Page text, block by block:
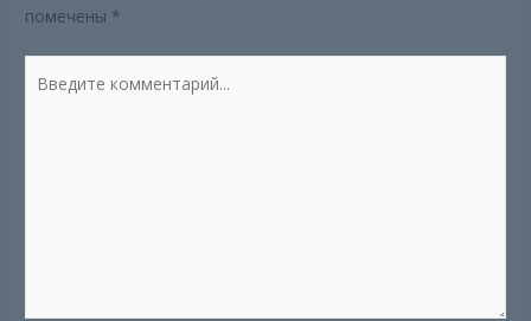
помечены *
комментарий...